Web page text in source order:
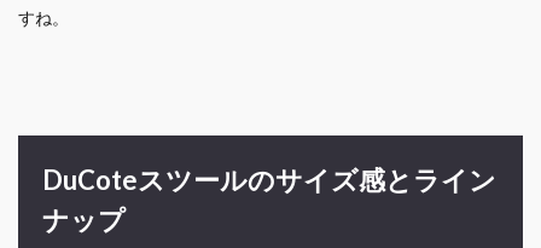
すね。
DuCoteスツールのサイズ感とライン
ナップ